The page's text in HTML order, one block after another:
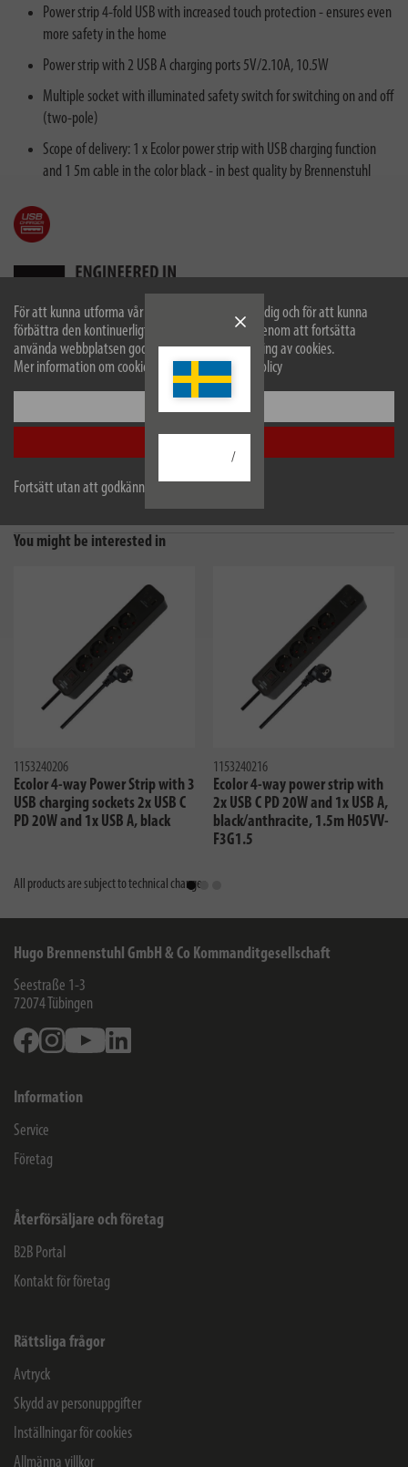
För att kunna utforma vår webbplats optimalt för dig och för att kunna
förbättra den kontinuerligt använder vi cookies. Genom att fortsätta
använda webbplatsen godkänner du vår användning av cookies.
Mer information om cookies finns i vår sekretesspolicy
Fortsätt utan att godkänna
/
Power strip 4-fold USB with increased touch protection - ensures even
more safety in the home
Power strip with 2 USB A charging ports 5V/2.10A, 10.5W
Multiple socket with illuminated safety switch for switching on and off
(two-pole)
Scope of delivery: 1 x Ecolor power strip with USB charging function
and 1 5m cable in the color black - in best quality by Brennenstuhl
Beskrivning
Leveransens omfattning
You might be interested in
1153240206
Ecolor 4-way Power Strip with 3
USB charging sockets 2x USB C
PD 20W and 1x USB A, black
1153240216
Ecolor 4-way power strip with
2x USB C PD 20W and 1x USB A,
black/anthracite, 1.5m H05VV-
F3G1.5
All products are subject to technical changes
Hugo Brennenstuhl GmbH & Co Kommanditgesellschaft
Seestraße 1-3
72074 Tübingen
FacebookInstagramYoutube
Information
Service
Företag
Återförsäljare och företag
B2B Portal
Kontakt för företag
Rättsliga frågor
Avtryck
Skydd av personuppgifter
Inställningar för cookies
Allmänna villkor